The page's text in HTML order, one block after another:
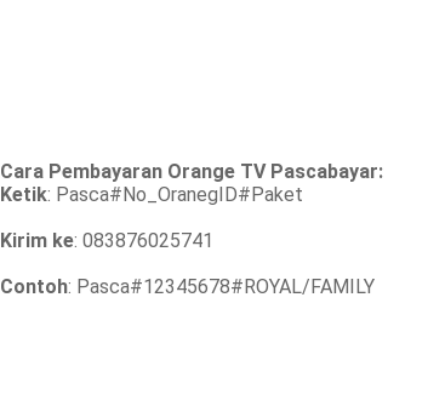
Cara Pembayaran Orange TV Pascabayar:
Ketik: Pasca#No_OranegID#Paket
Kirim ke: 083876025741
Contoh: Pasca#12345678#ROYAL/FAMILY